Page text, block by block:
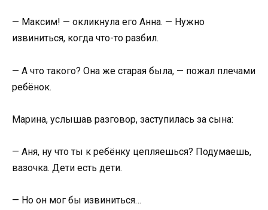
— Максим! — окликнула его Анна. — Нужно
извиниться, когда что-то разбил.
— А что такого? Она же старая была, — пожал плечами
ребёнок.
Марина, услышав разговор, заступилась за сына:
— Аня, ну что ты к ребёнку цепляешься? Подумаешь,
вазочка. Дети есть дети.
— Но он мог бы извиниться…